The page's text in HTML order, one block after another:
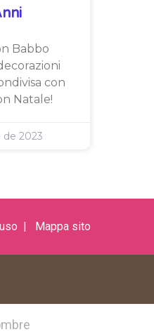
Babbo
con
Natale!
2023
| Mappa sito